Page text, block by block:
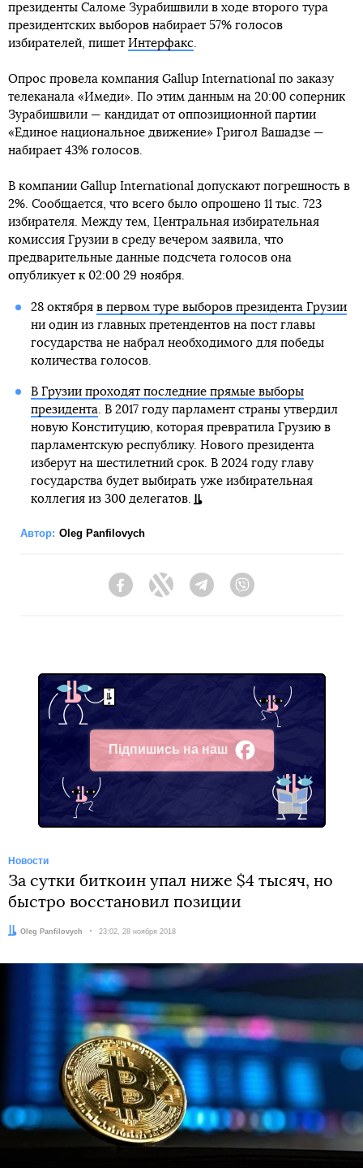
президенты Саломе Зурабишвили в ходе второго тура
президентских выборов набирает 57% голосов
избирателей, пишет Интерфакс
Опрос провела компания Gallup International по заказу
телеканала «Имеди». По этим данным на 20:00 соперник
Зурабишвили — кандидат от оппозиционной партии
«Единое национальное движение» Григол Вашадзе —
набирает 43% голосов.
В компании Gallup International допускают погрешность в
2%. Сообщается, что всего было опрошено 11 тыс. 723
избирателя. Между тем, Центральная избирательная
комиссия Грузии в среду вечером заявила, что
предварительные данные подсчета голосов она
опубликует к 02:00 29 ноября.
28 октября в первом туре выборов президента Грузии
ни один из главных претендентов на пост главы
государства не набрал необходимого для победы
количества голосов.
В Грузии проходят последние прямые выборы
президента . В 2017 году парламент страны утвердил
новую Конституцию, которая превратила Грузию в
парламентскую республику. Нового президента
изберут на шестилетний срок. В 2024 году главу
государства будет выбирать уже избирательная
коллегия из 300 делегатов.
Автор: Oleg Panfilovych
FacebookTwitter Telegram
Підпишись на наш
Facebook
Новости
За сутки биткоин упал ниже $4 тысяч, но
быстро восстановил позиции
Автор:
Oleg Panfilovych Дата:
23:02, 28 ноября 2018